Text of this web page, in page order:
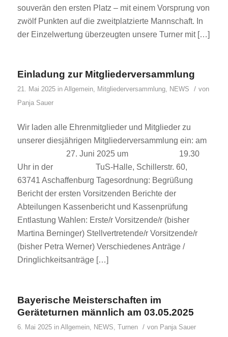
souverän den ersten Platz – mit einem Vorsprung von
zwölf Punkten auf die zweitplatzierte Mannschaft. In
der Einzelwertung überzeugten unsere Turner mit […]
Einladung zur Mitgliederversammlung
21. Mai 2025 in Allgemein, Mitgliederversammlung, NEWS / von
Panja Sauer
Wir laden alle Ehrenmitglieder und Mitglieder zu
unserer diesjährigen Mitgliederversammlung ein: am
27. Juni 2025 um 19.30
Uhr in der TuS-Halle, Schillerstr. 60,
63741 Aschaffenburg Tagesordnung: Begrüßung
Bericht der ersten Vorsitzenden Berichte der
Abteilungen Kassenbericht und Kassenprüfung
Entlastung Wahlen: Erste/r Vorsitzende/r (bisher
Martina Berninger) Stellvertretende/r Vorsitzende/r
(bisher Petra Werner) Verschiedenes Anträge /
Dringlichkeitsanträge […]
Bayerische Meisterschaften im
Geräteturnen männlich am 03.05.2025
6. Mai 2025 in Allgemein, NEWS Turnen / von Panja Sauer